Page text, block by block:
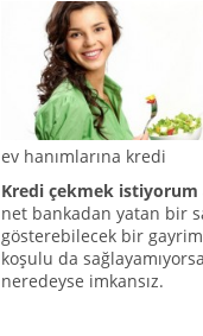
ev hanımlarına kredi
Kredi çekmek istiyorum
net bankadan yatan bir
gösterebilecek bir
koşulu da
neredeyse imkansız.